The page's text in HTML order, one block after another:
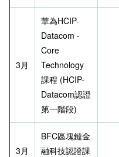
3月
華為HCIP-
Datacom -
Core
Technology
課程 (HCIP-
Datacom認證
第一階段)
3月
BFC區塊鏈金
融科技認證課